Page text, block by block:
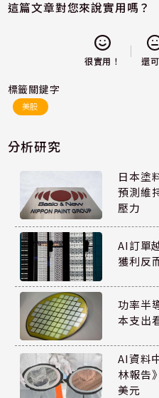
這篇文章對您來說實用嗎？
很實用！ 還
標籤關鍵字
美股
分析研究
日本塗
預測維
壓力
AI訂單
獲利反
功率半
本支出
AI資料
林報告
美元